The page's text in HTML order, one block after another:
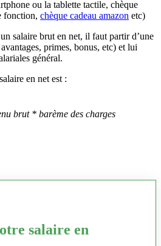
ou la tablette tactile, chèque
fonction, chèque cadeau amazon etc)
salaire brut en net, il faut partir d’une
primes, bonus, etc) et lui
général.
en net est :
brut * barème des charges
salaire en